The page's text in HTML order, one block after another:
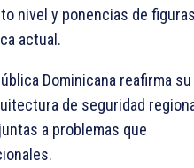
nivel y ponencias de
actual.
Dominicana reafirma
de seguridad
a problemas que